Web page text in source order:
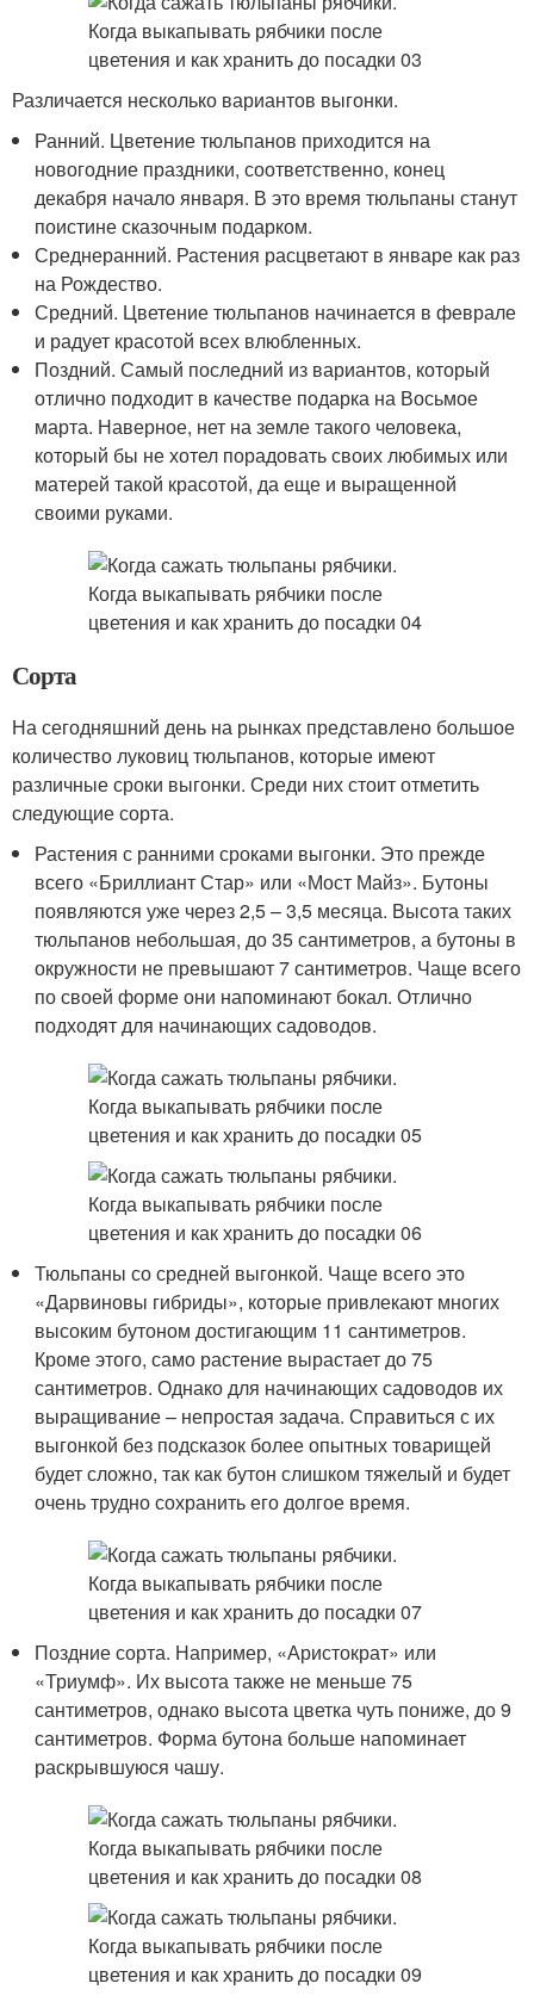
Различается несколько вариантов выгонки.
Ранний. Цветение тюльпанов приходится на
новогодние праздники, соответственно, конец
декабря начало января. В это время тюльпаны станут
поистине сказочным подарком.
Среднеранний. Растения расцветают в январе как раз
на Рождество.
Средний. Цветение тюльпанов начинается в феврале
и радует красотой всех влюбленных.
Поздний. Самый последний из вариантов, который
отлично подходит в качестве подарка на Восьмое
марта. Наверное, нет на земле такого человека,
который бы не хотел порадовать своих любимых или
матерей такой красотой, да еще и выращенной
своими руками.
Сорта
На сегодняшний день на рынках представлено большое
количество луковиц тюльпанов, которые имеют
различные сроки выгонки. Среди них стоит отметить
следующие сорта.
Растения с ранними сроками выгонки. Это прежде
всего «Бриллиант Стар» или «Мост Майз». Бутоны
появляются уже через 2,5 – 3,5 месяца. Высота таких
тюльпанов небольшая, до 35 сантиметров, а бутоны в
окружности не превышают 7 сантиметров. Чаще всего
по своей форме они напоминают бокал. Отлично
подходят для начинающих садоводов.
Тюльпаны со средней выгонкой. Чаще всего это
«Дарвиновы гибриды», которые привлекают многих
высоким бутоном достигающим 11 сантиметров.
Кроме этого, само растение вырастает до 75
сантиметров. Однако для начинающих садоводов их
выращивание – непростая задача. Справиться с их
выгонкой без подсказок более опытных товарищей
будет сложно, так как бутон слишком тяжелый и будет
очень трудно сохранить его долгое время.
Поздние сорта. Например, «Аристократ» или
«Триумф». Их высота также не меньше 75
сантиметров, однако высота цветка чуть пониже, до 9
сантиметров. Форма бутона больше напоминает
раскрывшуюся чашу.